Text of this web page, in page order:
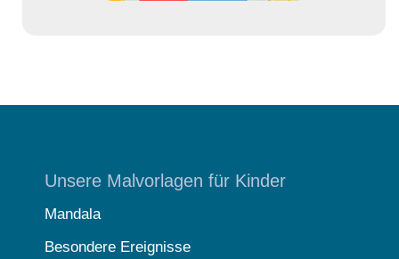
Unsere Malvorlagen für Kinder
Mandala
Besondere Ereignisse